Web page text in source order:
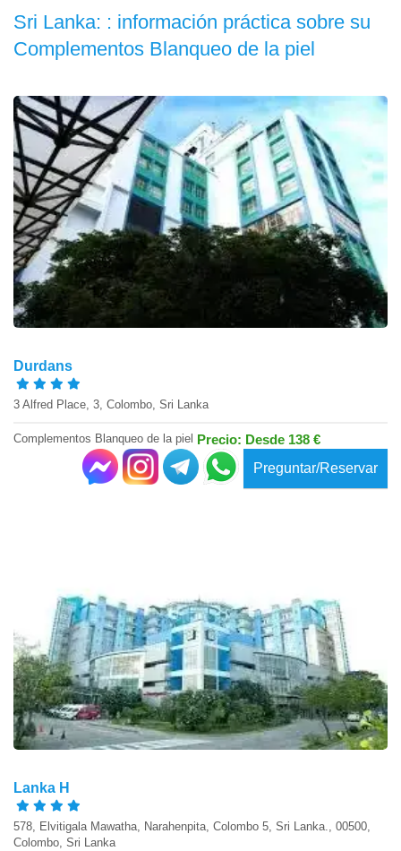
Sri Lanka: : información práctica sobre su
Complementos Blanqueo de la piel
Durdans
3 Alfred Place, 3, Colombo, Sri Lanka
Complementos Blanqueo de la piel Precio: Desde 138 €
Preguntar/Reservar
Lanka H
578, Elvitigala Mawatha, Narahenpita, Colombo 5, Sri Lanka., 00500,
Colombo, Sri Lanka